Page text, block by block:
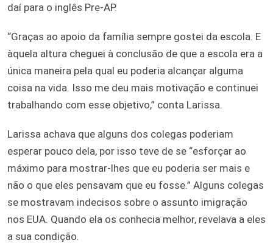
daí para o inglês Pre-AP.
“Graças ao apoio da família sempre gostei da escola. E
àquela altura cheguei à conclusão de que a escola era a
única maneira pela qual eu poderia alcançar alguma
coisa na vida. Isso me deu mais motivação e continuei
trabalhando com esse objetivo,” conta Larissa.
Larissa achava que alguns dos colegas poderiam
esperar pouco dela, por isso teve de se “esforçar ao
máximo para mostrar-lhes que eu poderia ser mais e
não o que eles pensavam que eu fosse.” Alguns colegas
se mostravam indecisos sobre o assunto imigração
nos EUA. Quando ela os conhecia melhor, revelava a eles
a sua condição.